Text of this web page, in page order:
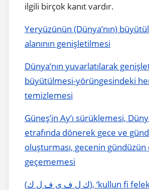
ilgili birçok kanıt vardır.
Yeryüzünün (Dünya’nın)
alanının genişletilmesi
Dünya’nın yuvarlatılarak
büyütülmesi-yörüngesindeki
temizlemesi
Güneş’in Ay’ı sürüklemesi,
etrafında dönerek gece ve
oluşturması, gecenin gündüzün
geçememesi
(ك ل ف ى ف ل ك), ‘kullun fi felekin’ ‘her biri